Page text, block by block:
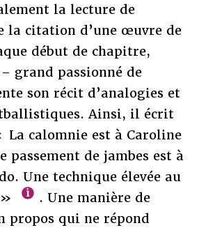
la lecture de
la citation d’une œuvre de
début de chapitre,
grand passionné de
son récit d’analogies et
Ainsi, il écrit
calomnie est à Caroline
passement de jambes est à
Une technique élevée au
. Une manière de
propos qui ne répond